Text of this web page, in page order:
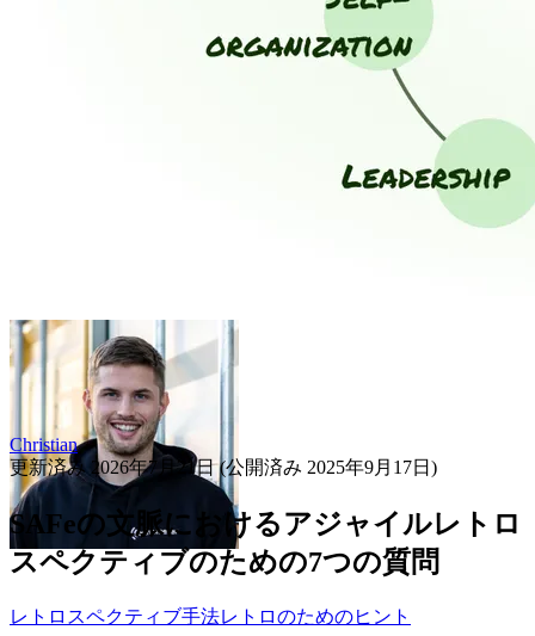
Christian
更新済み 2026年7月21日(公開済み 2025年9月17日 )
SAFeの文脈におけるアジャイルレトロ
スペクティブのための7つの質問
レトロスペクティブ手法レトロのためのヒント